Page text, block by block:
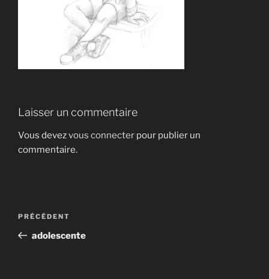
Laisser un commentaire
Vous devezvous connecter pour publier un
commentaire.
Navigation
l’article
Article
précédent
PRÉCÉDENT
adolescente